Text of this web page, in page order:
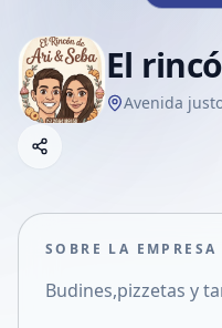
El
Avenida
Compartir empresa
Compartir en X
SOBRE LA EMPRESA
Budines,pizzetas y